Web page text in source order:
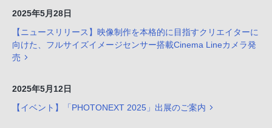
2025年5月28日
【ニュースリリース】映像制作を本格的に目指すクリエイターに
向けた、フルサイズイメージセンサー搭載Cinema Lineカメラ発
売
2025年5月12日
【イベント】「PHOTONEXT 2025」出展のご案内